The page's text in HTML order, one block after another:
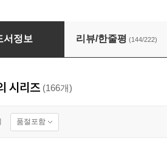
난 1
서정보 리뷰/한줄평 (144/222)
시리즈 (166개)
품절포함